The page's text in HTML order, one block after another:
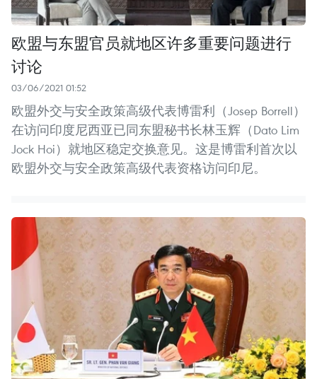
欧盟与东盟官员就地区许多重要问题进行
讨论
03/06/2021 01:52
欧盟外交与安全政策高级代表博雷利（Josep Borrell）
在访问印度尼西亚已同东盟秘书长林玉辉（Dato Lim
Jock Hoi）就地区稳定交换意见。这是博雷利首次以
欧盟外交与安全政策高级代表资格访问印尼。